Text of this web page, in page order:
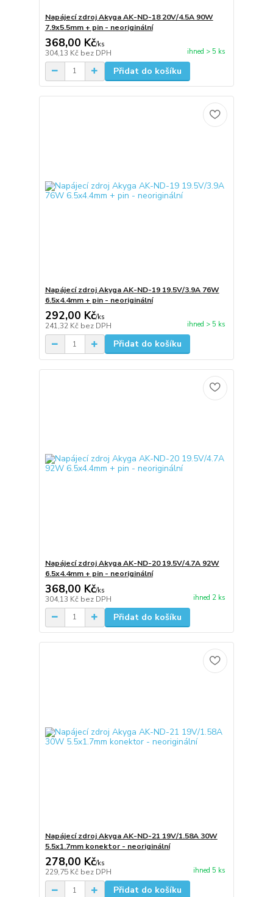
Napájecí zdroj Akyga AK-ND-18 20V/4.5A 90W
7.9x5.5mm + pin - neoriginální
368,00 Kč/ks
304,13 Kč bez DPH ihned > 5 ks
Přidat do košíku
Napájecí zdroj Akyga AK-ND-19 19.5V/3.9A 76W
6.5x4.4mm + pin - neoriginální
292,00 Kč/ks
241,32 Kč bez DPH ihned > 5 ks
Přidat do košíku
Napájecí zdroj Akyga AK-ND-20 19.5V/4.7A 92W
6.5x4.4mm + pin - neoriginální
368,00 Kč/ks
304,13 Kč bez DPH ihned 2 ks
Přidat do košíku
Napájecí zdroj Akyga AK-ND-21 19V/1.58A 30W
5.5x1.7mm konektor - neoriginální
278,00 Kč/ks
229,75 Kč bez DPH ihned 5 ks
Přidat do košíku